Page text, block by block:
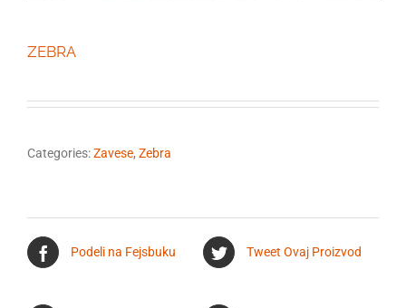
ZEBRA
Categories:Zavese, Zebra
Podeli na Fejsbuku Tweet Ovaj Proizvod